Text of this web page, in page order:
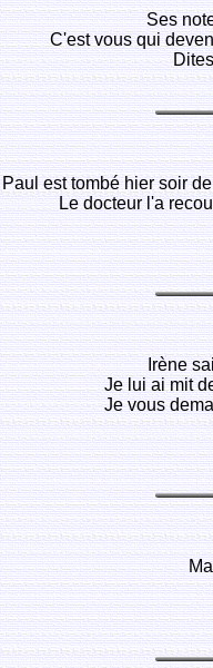
Ses
C'est vous qui
Paul est tombé hier soir
Le docteur l'a
Irène
Je lui ai mit
Je vous